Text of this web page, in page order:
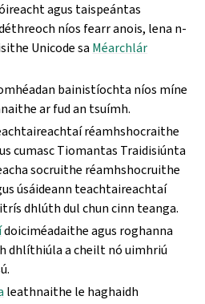
agus taispeántas
níos fearr anois, lena n-
Unicode sa Méarchlár
bainistíochta níos míne
ar fud an tsuímh.
réamhshocraithe
cumasc Tiomantas Traidisiúnta
socruithe réamhshocruithe
úsáideann teachtaireachtaí
dhlúth dul chun cinn teanga.
doiciméadaithe agus roghanna
dhlíthiúla a cheilt nó uimhriú
leathnaithe le haghaidh